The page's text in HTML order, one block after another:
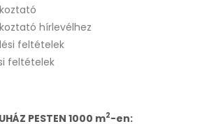
hírlevélhez
feltételek
feltételek
PESTEN 1000 m2-en: